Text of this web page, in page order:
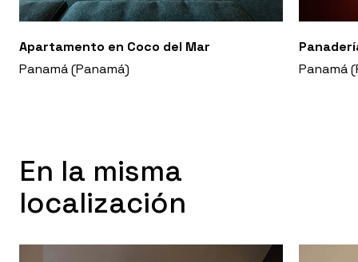
Apartamento en Coco del Mar
Panamá (Panamá)
Panamá
En la misma
localización